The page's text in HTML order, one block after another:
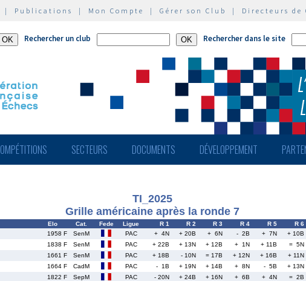
| Publications | Mon Compte | Gérer son Club | Directeurs de
Rechercher un club Rechercher dans le site
SECTEURS DOCUMENTS DÉVELOPPEMENT
TI_2025
Grille américaine après la ronde 7
Elo Cat. Fede Ligue R 1 R 2 R 3 R 4 R 5 R 6
1958 F SenM PAC + 4N + 20B + 6N - 2B + 7N + 10B
1838 F SenM PAC + 22B + 13N + 12B + 1N + 11B = 5N
1661 F SenM PAC + 18B - 10N = 17B + 12N + 16B + 11N
1664 F CadM PAC - 1B + 19N + 14B + 8N - 5B + 13N
1822 F SepM PAC - 20N + 24B + 16N + 6B + 4N = 2B